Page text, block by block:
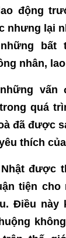
động
nhưng lại
bất
nhân,
vấn
quá
đã được
thích
được
tiện
Điều này